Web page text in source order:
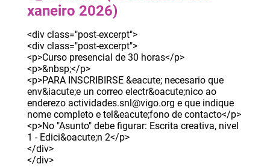
xaneiro 2026)
<div class="post-excerpt">
<div class="post-excerpt">
<p>Curso presencial de 30 horas</p>
<p>&nbsp;</p>
<p>PARA INSCRIBIRSE &eacute; necesario que
env&iacute;e un correo electr&oacute;nico ao
enderezo actividades.snl@vigo.org e que indique
nome completo e tel&eacute;fono de contacto</p>
<p>No "Asunto" debe figurar: Escrita creativa, nivel
1 - Edici&oacute;n 2</p>
</div>
</div>